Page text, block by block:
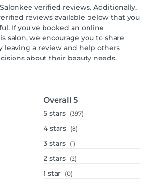
verified reviews. Additionally,
reviews available below that you
If you've booked an online
salon, we encourage you to share
leaving a review and help others
about their beauty needs.
Overall 5
5 stars (397)
4 stars (8)
3 stars (1)
2 stars (2)
1 star (0)